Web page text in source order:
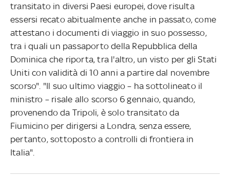
transitato in diversi Paesi europei, dove risulta
essersi recato abitualmente anche in passato, come
attestano i documenti di viaggio in suo possesso,
tra i quali un passaporto della Repubblica della
Dominica che riporta, tra l'altro, un visto per gli Stati
Uniti con validità di 10 anni a partire dal novembre
scorso". "Il suo ultimo viaggio – ha sottolineato il
ministro – risale allo scorso 6 gennaio, quando,
provenendo da Tripoli, è solo transitato da
Fiumicino per dirigersi a Londra, senza essere,
pertanto, sottoposto a controlli di frontiera in
Italia".